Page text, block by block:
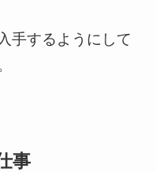
手するようにして
事